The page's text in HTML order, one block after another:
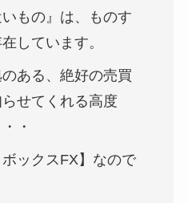
いもの』は、ものす
しています。
のある、絶好の売買
せてくれる高度
・
ックスFX】なので